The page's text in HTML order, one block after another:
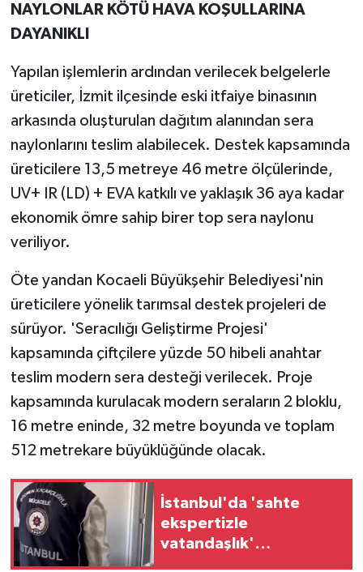
NAYLONLAR KÖTÜ HAVA KOŞULLARINA
DAYANIKLI
Yapılan işlemlerin ardından verilecek belgelerle
üreticiler, İzmit ilçesinde eski itfaiye binasının
arkasında oluşturulan dağıtım alanından sera
naylonlarını teslim alabilecek. Destek kapsamında
üreticilere 13,5 metreye 46 metre ölçülerinde,
UV+ IR (LD) + EVA katkılı ve yaklaşık 36 aya kadar
ekonomik ömre sahip birer top sera naylonu
veriliyor.
Öte yandan Kocaeli Büyükşehir Belediyesi'nin
üreticilere yönelik tarımsal destek projeleri de
sürüyor. 'Seracılığı Geliştirme Projesi'
kapsamında çiftçilere yüzde 50 hibeli anahtar
teslim modern sera desteği verilecek. Proje
kapsamında kurulacak modern seraların 2 bloklu,
16 metre eninde, 32 metre boyunda ve toplam
512 metrekare büyüklüğünde olacak.
İstanbul'da 'sahte
ekspertizle
vatandaşlık'